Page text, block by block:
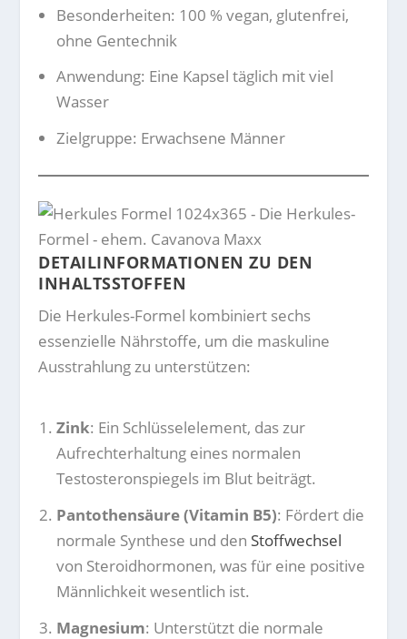
Besonderheiten: 100 % vegan, glutenfrei,
ohne Gentechnik
Anwendung: Eine Kapsel täglich mit viel
Wasser
Zielgruppe: Erwachsene Männer
DETAILINFORMATIONEN ZU DEN
INHALTSSTOFFEN
Die Herkules-Formel kombiniert sechs
essenzielle Nährstoffe, um die maskuline
Ausstrahlung zu unterstützen:
Zink: Ein Schlüsselelement, das zur
Aufrechterhaltung eines normalen
Testosteronspiegels im Blut beiträgt.
Pantothensäure (Vitamin B5): Fördert die
normale Synthese und den Stoffwechsel
von Steroidhormonen, was für eine positive
Männlichkeit wesentlich ist.
Magnesium: Unterstützt die normale